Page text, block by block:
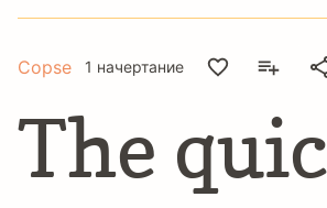
Copse 1 начертание
The